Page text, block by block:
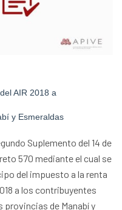
AIR 2018 a
y Esmeraldas
Suplemento del 14 de
570 mediante el cual se
del impuesto a la renta
a los contribuyentes
de Manabí y